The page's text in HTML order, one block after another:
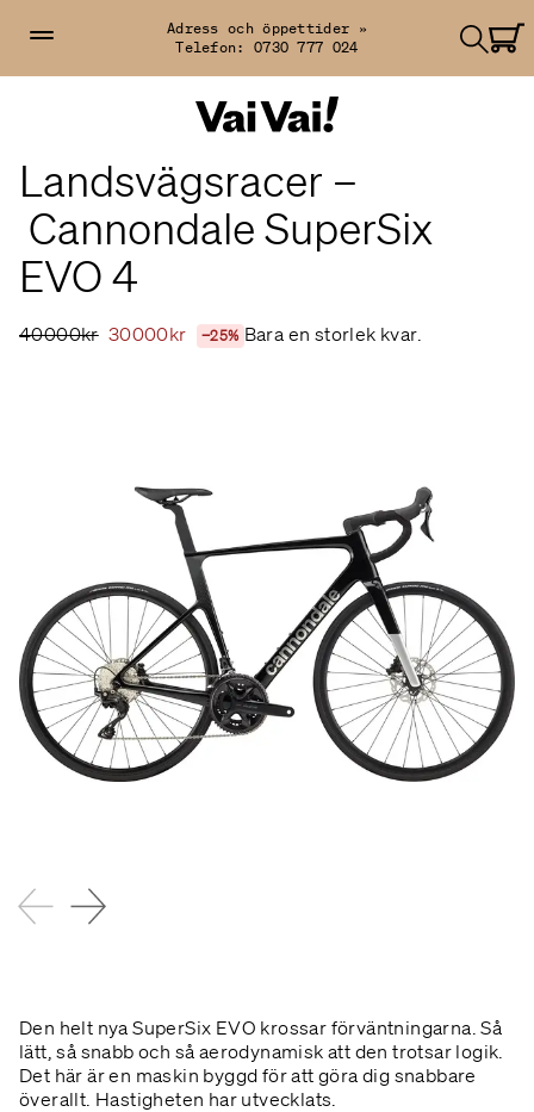
Adress och öppettider »
Telefon: 0730 777 024
Landsvägsracer –
Cannondale SuperSix
EVO 4
40000kr 30000kr −25% Bara en storlek kvar.
Den helt nya SuperSix EVO krossar förväntningarna. Så
lätt, så snabb och så aerodynamisk att den trotsar logik.
Det här är en maskin byggd för att göra dig snabbare
överallt. Hastigheten har utvecklats.